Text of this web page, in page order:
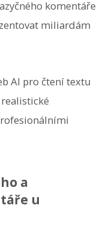
komentáře
miliardám
AI pro čtení textu
a
u